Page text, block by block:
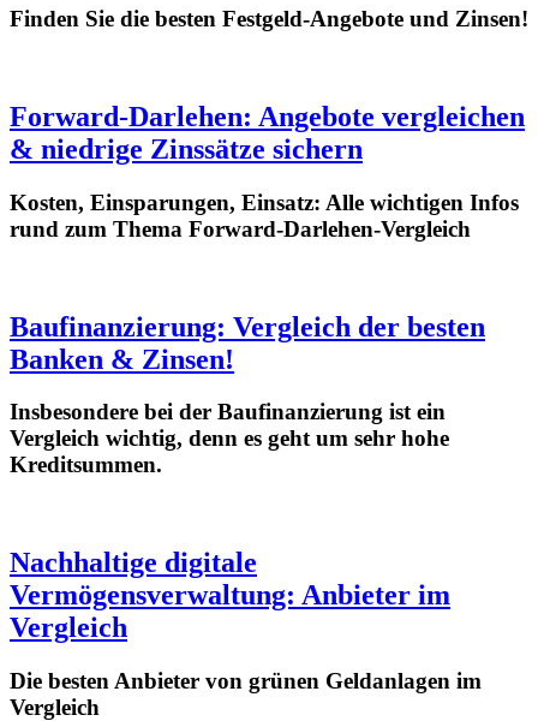
Finden Sie die besten Festgeld-Angebote und Zinsen!
Forward-Darlehen: Angebote vergleichen
& niedrige Zinssätze sichern
Kosten, Einsparungen, Einsatz: Alle wichtigen Infos
rund zum Thema Forward-Darlehen-Vergleich
Baufinanzierung: Vergleich der besten
Banken & Zinsen!
Insbesondere bei der Baufinanzierung ist ein
Vergleich wichtig, denn es geht um sehr hohe
Kreditsummen.
Nachhaltige digitale
Vermögensverwaltung: Anbieter im
Vergleich
Die besten Anbieter von grünen Geldanlagen im
Vergleich